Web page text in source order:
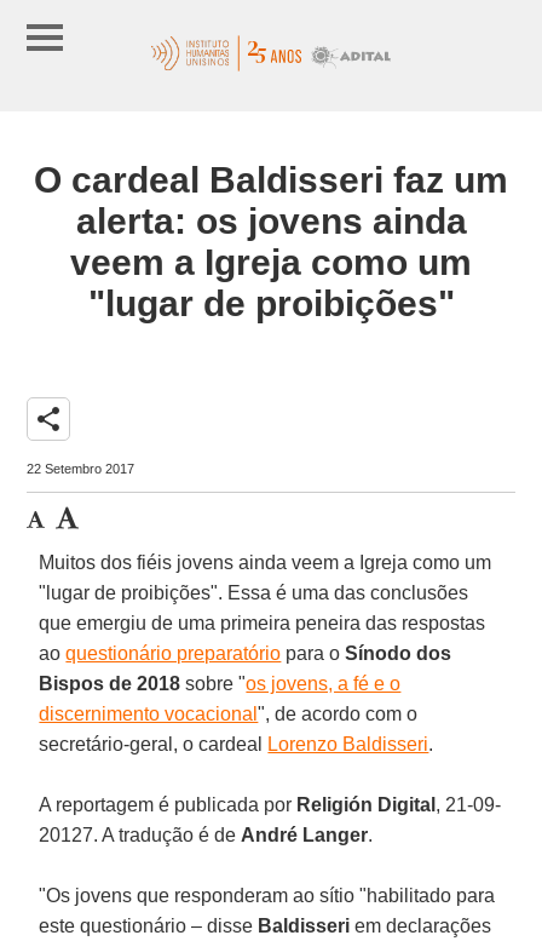
O cardeal Baldisseri faz um
alerta: os jovens ainda
veem a Igreja como um
"lugar de proibições"
share
22 Setembro 2017
Muitos dos fiéis jovens ainda veem a Igreja como um
"lugar de proibições". Essa é uma das conclusões
que emergiu de uma primeira peneira das respostas
aoquestionário preparatório para oSínodo dos
Bispos de 2018sobre "os jovens, a fé e o
discernimento vocacional", de acordo com o
secretário-geral, o cardeal
Lorenzo Baldisseri.
A reportagem é publicada por Religión Digital , 21-09-
20127. A tradução é de André Langer.
"Os jovens que responderam ao sítio "habilitado para
este questionário – disse Baldisseri em declarações